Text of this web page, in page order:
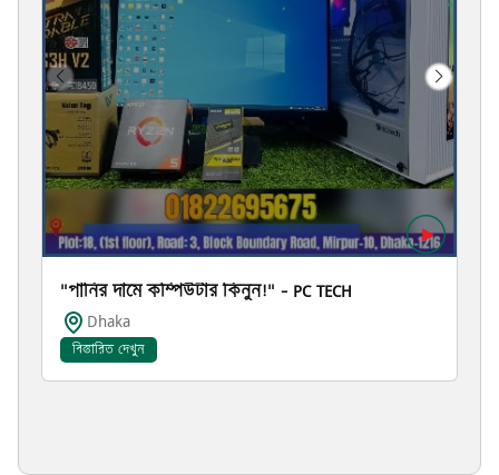
"পানির দামে কম্পিউটার কিনুন!" – PC TECH
Dhaka
বিস্তারিত দেখুন